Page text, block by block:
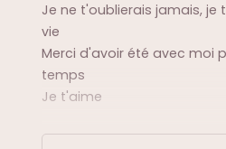
Je ne t'oublierais jamais,
vie
Merci d'avoir été avec moi
temps
Je t'aime